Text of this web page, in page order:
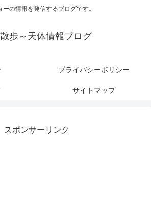
ーの情報を発信するブログです。
歩～天体情報ブログ
プライバシーポリシー
サイトマップ
スポンサーリンク